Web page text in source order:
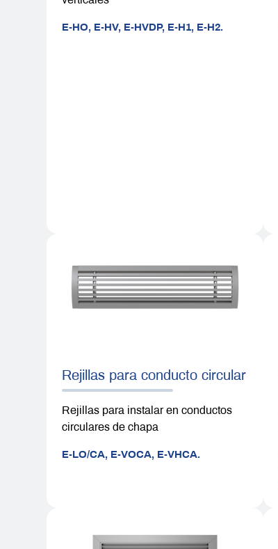
E-HO, E-HV, E-HVDP, E-H1, E-H2.
Rejillas para conducto circular
Rejillas para instalar en conductos
circulares de chapa
E-LO/CA, E-VOCA, E-VHCA.